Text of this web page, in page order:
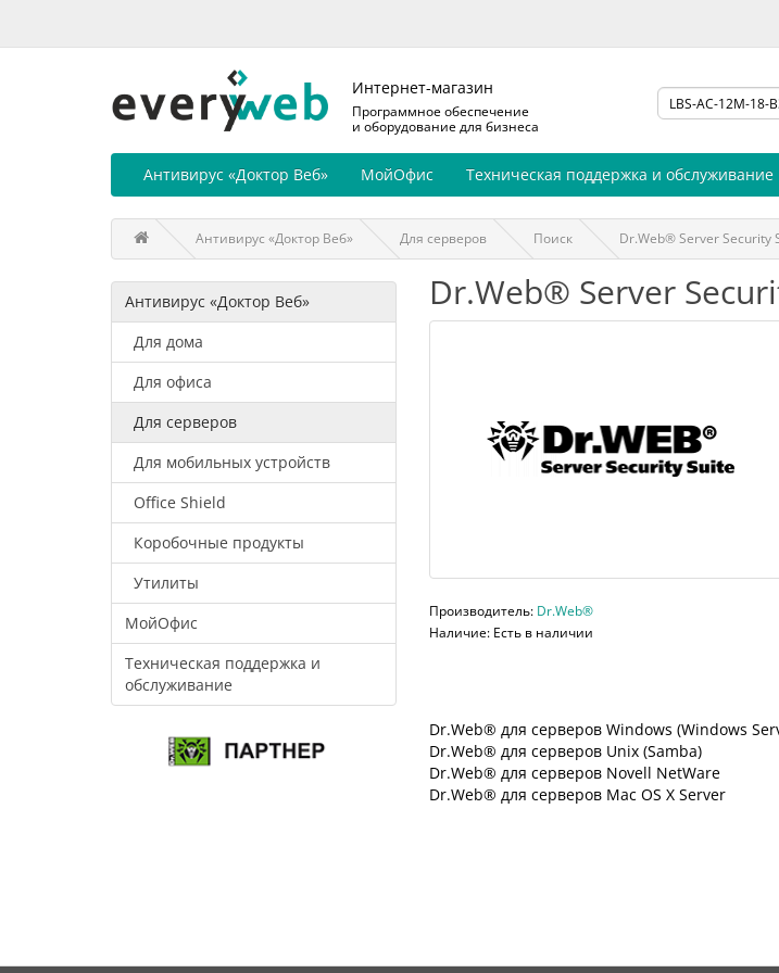
Интернет-магазин
Программное обеспечение
и оборудование для бизнеса
Антивирус «Доктор Веб» МойОфис Техническая поддержка и обслуживание
Антивирус «Доктор Веб» Для серверов Поиск Dr.Web® Server Security
Антивирус «Доктор Веб»
Для дома
Для офиса
Для серверов
Для мобильных устройств
Office Shield
Коробочные продукты
Утилиты
МойОфис
Техническая поддержка и
обслуживание
Dr.Web® Server
Производитель: Dr.Web®
Наличие: Есть в наличии
Dr.Web® для серверов Windows (Windows
Dr.Web® для серверов Unix (Samba)
Dr.Web® для серверов Novell NetWare
Dr.Web® для серверов Mac OS X Server